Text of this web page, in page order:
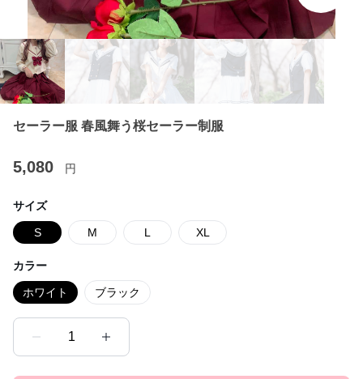
セーラー服 春風舞う桜セーラー制服
5,080 円
サイズ
S M L XL
カラー
ホワイト ブラック
1